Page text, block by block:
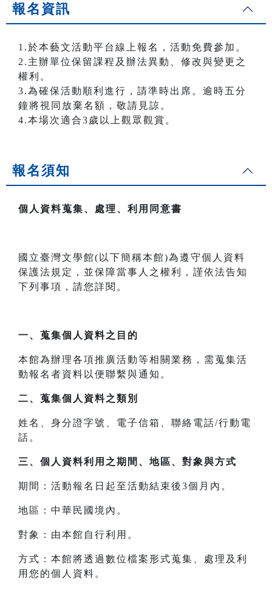
報名資訊
1.於本藝文活動平台線上報名，活動免費參加。
2.主辦單位保留課程及辦法異動、修改與變更之
權利。
3.為確保活動順利進行，請準時出席。逾時五分
鐘將視同放棄名額，敬請見諒。
4.本場次適合3歲以上觀眾觀賞。
報名須知
個人資料蒐集、處理、利用同意書
國立臺灣文學館(以下簡稱本館)為遵守個人資料
保護法規定，並保障當事人之權利，謹依法告知
下列事項，請您詳閱。
一、 蒐集個人資料之目的
本館為辦理各項推廣活動等相關業務，需蒐集活
動報名者資料以便聯繫與通知。
二、 蒐集個人資料之類別
姓名、身分證字號、電子信箱、聯絡電話/行動電
話。
三、 個人資料利用之期間、地區、對象與方式
期間：活動報名日起至活動結束後3個月內。
地區：中華民國境內。
對象：由本館自行利用。
方式：本館將透過數位檔案形式蒐集、處理及利
用您的個人資料。